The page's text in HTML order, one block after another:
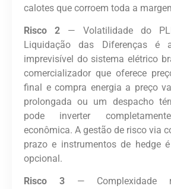
calotes que corroem toda a
Risco 2 — Volatilidade do
Liquidação das Diferenças é
imprevisível do sistema elétrico
comercializador que oferece
final e compra energia a preço
prolongada ou um despacho
pode inverter
econômica. A gestão de risco via
prazo e instrumentos de hedge
opcional.
Risco 3— Complexidade